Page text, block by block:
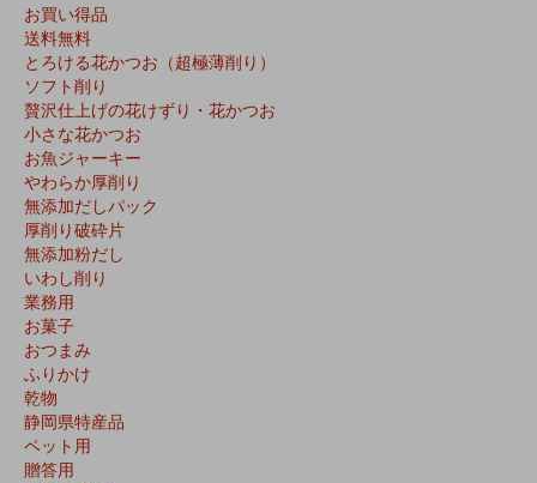
お買い得品
送料無料
とろける花かつお（超極薄削り）
ソフト削り
贅沢仕上げの花けずり・花かつお
小さな花かつお
お魚ジャーキー
やわらか厚削り
無添加だしパック
厚削り破砕片
無添加粉だし
いわし削り
業務用
お菓子
おつまみ
ふりかけ
乾物
静岡県特産品
ペット用
贈答用